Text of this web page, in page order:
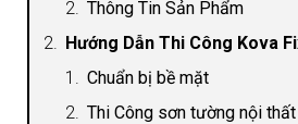
Thông Tin Sản Phẩm
Hướng Dẫn Thi Công Kova
Chuẩn bị bề mặt
Thi Công sơn tường nội